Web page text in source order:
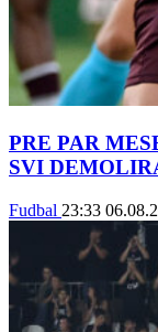
PRE PAR
SVI
Fudbal 23:33